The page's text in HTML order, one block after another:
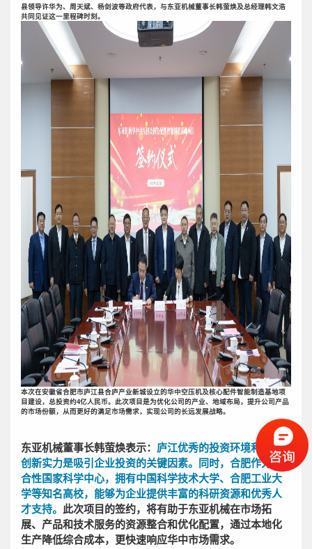
县领导许华为、周天斌、杨剑波等政府代表，与东亚机械董事长韩萤焕及总经理韩文浩
共同见证这一里程碑时刻。
本次在安徽省合肥市庐江县合庐产业新城设立的华中空压机及核心配件智能制造基地项
目建设，总投资约4亿人民币。此次项目是为优化公司的产业、地域布局，提升公司产品
的市场份额，从而更好的满足市场需求，实现公司的长远发展战略。
东亚机械董事长韩萤焕表示： 庐江优秀的投资环境和科研
创新实力是吸引企业投资的关键因素。同时，合肥作为综
合性国家科学中心，拥有中国科学技术大学、合肥工业大
学等知名高校，能够为企业提供丰富的科研资源和优秀人
才支持。 此次项目的签约，将有助于东亚机械在市场拓
展、产品和技术服务的资源整合和优化配置，通过本地化
生产降低综合成本，更快速响应华中市场需求。